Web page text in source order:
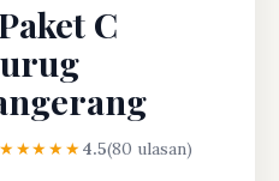
C
★★★★★4.5(80 ulasan)